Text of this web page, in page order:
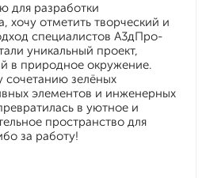
для разработки
хочу отметить творческий и
специалистов А3дПро-
уникальный проект,
в природное окружение.
сочетанию зелёных
элементов и инженерных
в уютное и
пространство для
за работу!